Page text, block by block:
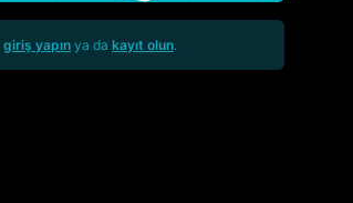
giriş yapın ya da kayıt olun.